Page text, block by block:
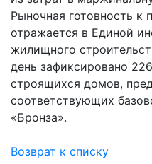
Рыночная готовность к
отражается в Единой
жилищного
день зафиксировано
строящихся домов,
соответствующих
«Бронза».
Возврат к списку